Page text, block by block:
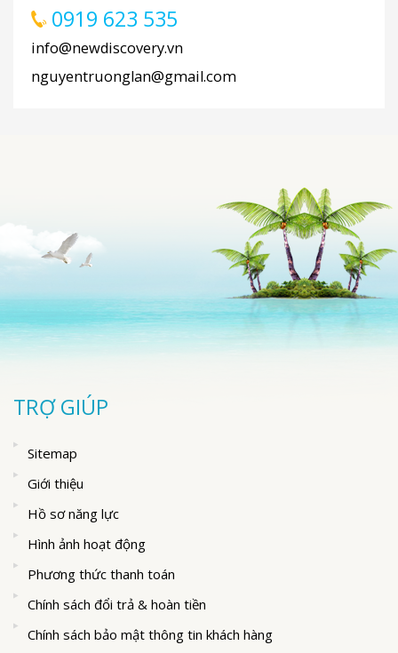
0919 623 535
info@newdiscovery.vn
nguyentruonglan@gmail.com
TRỢ GIÚP
Sitemap
Giới thiệu
Hồ sơ năng lực
Hình ảnh hoạt động
Phương thức thanh toán
Chính sách đổi trả & hoàn tiền
Chính sách bảo mật thông tin khách hàng